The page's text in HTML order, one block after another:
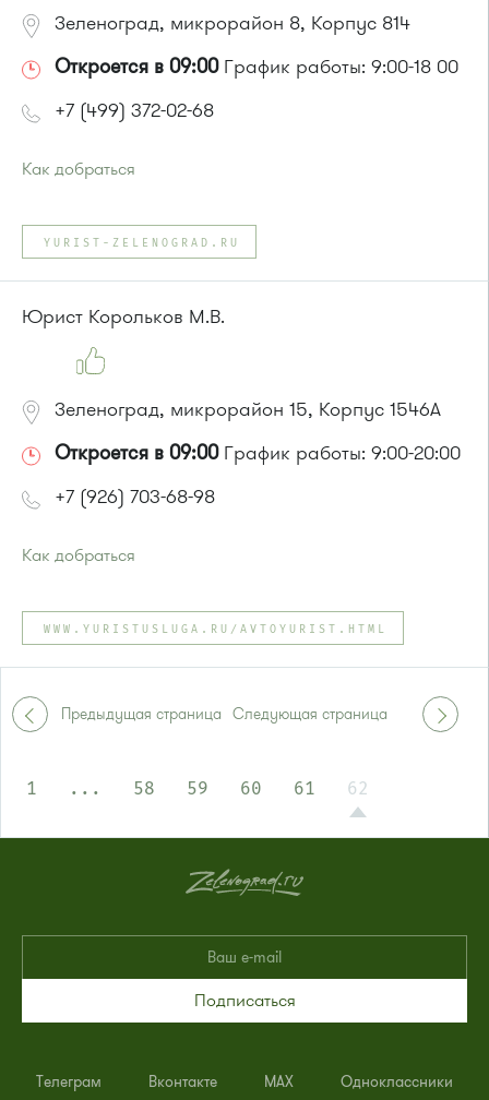
Зеленоград, микрорайон 8, Корпус 814
Откроется в 09:00График работы: 9:00-18 00
+7 (499) 372-02-68
Как добраться
Автобус № 21
или до остановки"Промкомбинат"
Автобус № 20.
YURIST-ZELENOGRAD.RU
Юрист Корольков М.В.
Зеленоград, микрорайон 15, Корпус 1546А
Откроется в 09:00График работы: 9:00-20:00
+7 (926) 703-68-98
Как добраться
Автобусы № 5, 15, 32.
Маршрутка № 460м, 720м
или до остановки"Районный суд":
Маршрутка № 419м, 476м, 720м
WWW.YURISTUSLUGA.RU/AVTOYURIST.HTML
Предыдущая страница Следующая страница
1 ... 58 59 60 61 62
Подписаться
Телеграм Вконтакте MAX Одноклассники